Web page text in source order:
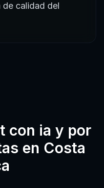
de calidad del
con ia y por
en Costa